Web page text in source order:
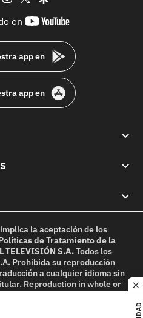
en
youtube-
app en
app en
la aceptación de los
de Tratamiento de la
TELEVISIÓN S.A.Todos los
Prohibida su reproducción
a cualquier idioma sin
Reproduction in whole or
written permission is